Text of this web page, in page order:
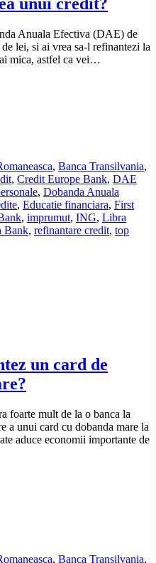
Anuala Efectiva (DAE) de
lei, si ai vrea sa-l refinantezi la
mica, astfel ca vei…
, Banca Transilvania,
, Credit Europe Bank, DAE
, Dobanda Anuala
, Educatie financiara, First
, imprumut, ING, Libra
Bank, refinantare credit, top
un card de
foarte mult de la o banca la
a unui card cu dobanda mare la
aduce economii importante de
, Banca Transilvania,